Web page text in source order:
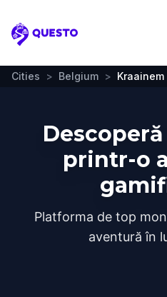
Questo
Cities > Belgium > Kraainem
printr-o
Platforma de top
aventură în